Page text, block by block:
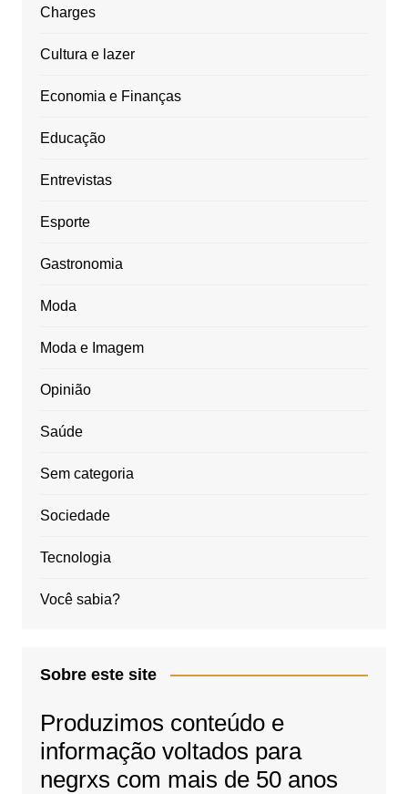
Charges
Cultura e lazer
Economia e Finanças
Educação
Entrevistas
Esporte
Gastronomia
Moda
Moda e Imagem
Opinião
Saúde
Sem categoria
Sociedade
Tecnologia
Você sabia?
Sobre este site
Produzimos conteúdo e
informação voltados para
negrxs com mais de 50 anos